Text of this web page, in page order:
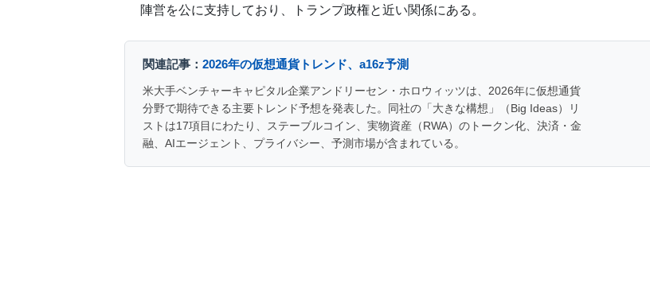
陣営を公に支持しており、トランプ政権と近い関係にある。
関連記事： 2026年の仮想通貨トレンド、a16z予測
米大手ベンチャーキャピタル企業アンドリーセン・ホロウィッツは、2026年に仮想通貨
分野で期待できる主要トレンド予想を発表した。同社の「大きな構想」（Big Ideas）リ
ストは17項目にわたり、ステーブルコイン、実物資産（RWA）のトークン化、決済・金
融、AIエージェント、プライバシー、予測市場が含まれている。